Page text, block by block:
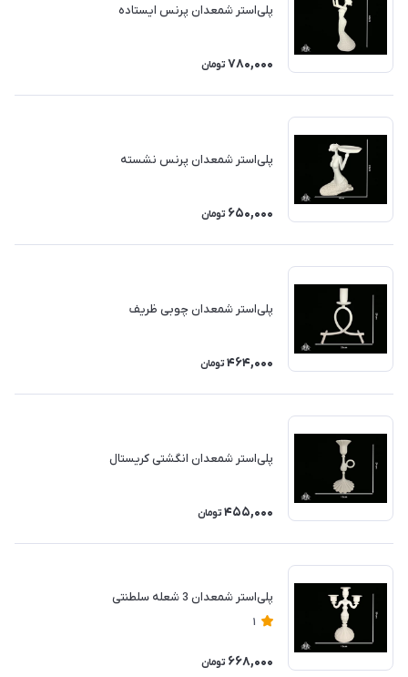
پلی‌استر شمعدان پرنس ایستاده
780,000 تومان
پلی‌استر شمعدان پرنس نشسته
650,000 تومان
پلی‌استر شمعدان چوبی ظریف
464,000 تومان
پلی‌استر شمعدان انگشتی کریستال
455,000 تومان
پلی‌استر شمعدان 3 شعله سلطنتی
1
668,000 تومان